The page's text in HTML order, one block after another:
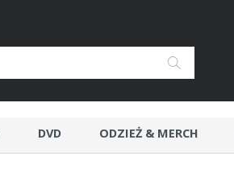
DVD ODZIEŻ & MERCH